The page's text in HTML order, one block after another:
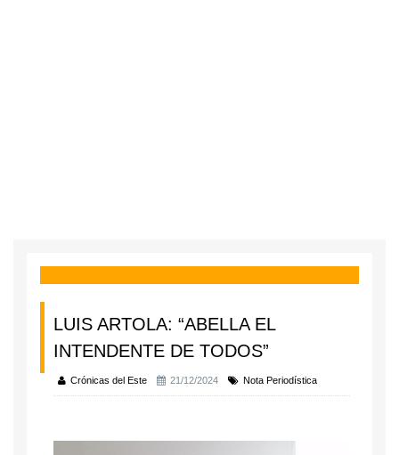
LUIS ARTOLA: “ABELLA EL
INTENDENTE DE TODOS”
Crónicas del Este 21/12/2024 Nota Periodística